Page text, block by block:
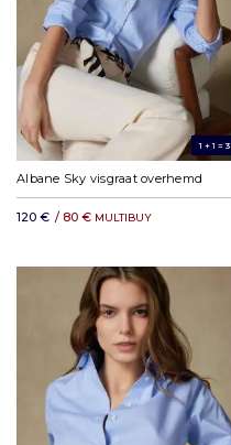
1+1=3
Albane Sky visgraat overhemd
120 € / 80 € MULTIBUY